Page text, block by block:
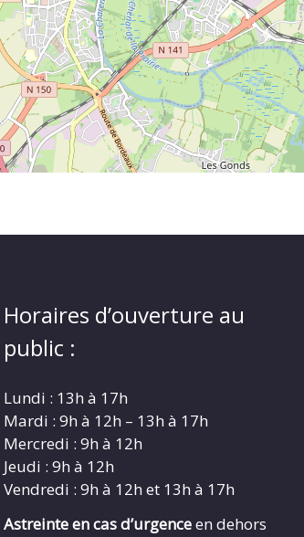
Horaires d’ouverture au
public :
Lundi : 13h à 17h
Mardi : 9h à 12h – 13h à 17h
Mercredi : 9h à 12h
Jeudi : 9h à 12h
Vendredi : 9h à 12h et 13h à 17h
Astreinte en cas d’urgenceen dehors